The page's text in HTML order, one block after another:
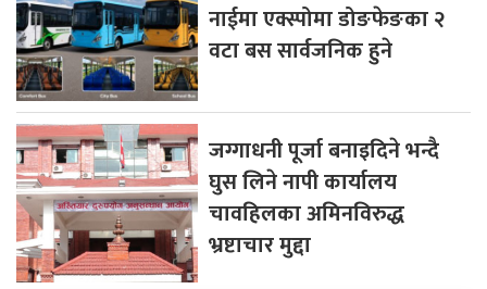
नाईमा एक्स्पोमा डोङफेङका २
वटा बस सार्वजनिक हुने
जग्गाधनी पूर्जा बनाइदिने भन्दै
घुस लिने नापी कार्यालय
चावहिलका अमिनविरुद्ध
भ्रष्टाचार मुद्दा